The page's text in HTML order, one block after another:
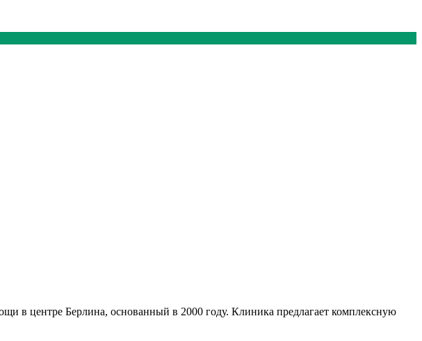
в центре Берлина, основанный в 2000 году. Клиника предлагает комплексную